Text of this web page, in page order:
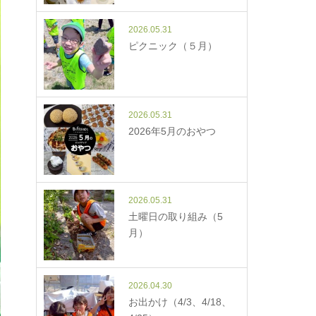
2026.05.31
ピクニック（５月）
2026.05.31
2026年5月のおやつ
2026.05.31
土曜日の取り組み（5
月）
2026.04.30
お出かけ（4/3、4/18、